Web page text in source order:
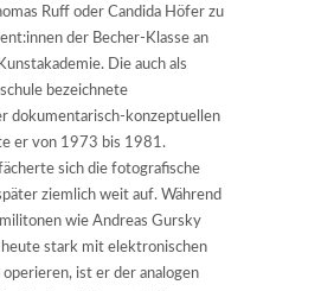
Ruff oder Candida Höfer zu
der Becher-Klasse an
Die auch als
bezeichnete
dokumentarisch-konzeptuellen
er von 1973 bis 1981.
sich die fotografische
ziemlich weit auf. Während
wie Andreas Gursky
stark mit elektronischen
ist er der analogen